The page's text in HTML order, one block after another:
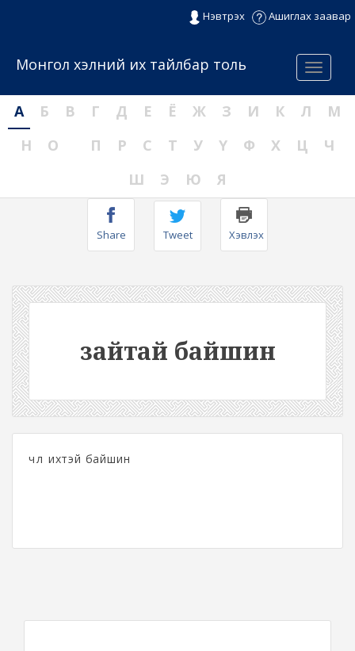
Нэвтрэх Ашиглах заавар
Menu
Монгол хэлний их тайлбар толь
А Б В Г Д Е Ё Ж З И К Л
М
Н
О П Р С Т У Ү Ф Х Ц
Ч
Ш
Э Ю Я
Share Tweet Хэвлэх
зайтай байшин
чөлөө ихтэй байшин